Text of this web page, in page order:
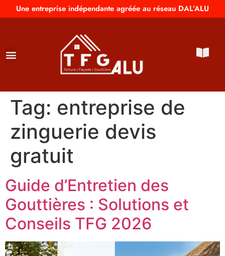
Une entreprise indépendante agréée au réseau DAL’ALU
Tag: entreprise de
zinguerie devis
gratuit
Guide d’Entretien des
Gouttières : Solutions et
Conseils TFG 2026